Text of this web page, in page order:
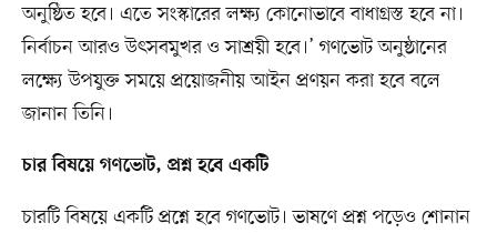
অনুষ্ঠিত হবে। এতে সংস্কারের লক্ষ্য কোনোভাবে বাধাগ্রস্ত হবে না।
নির্বাচন আরও উৎসবমুখর ও সাশ্রয়ী হবে।’ গণভোট অনুষ্ঠানের
লক্ষ্যে উপযুক্ত সময়ে প্রয়োজনীয় আইন প্রণয়ন করা হবে বলে
জানান তিনি।
চার বিষয়ে গণভোট, প্রশ্ন হবে একটি
চারটি বিষয়ে একটি প্রশ্নে হবে গণভোট। ভাষণে প্রশ্ন পড়েও শোনান